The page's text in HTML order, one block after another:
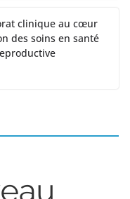
clinique au cœur
des soins en santé